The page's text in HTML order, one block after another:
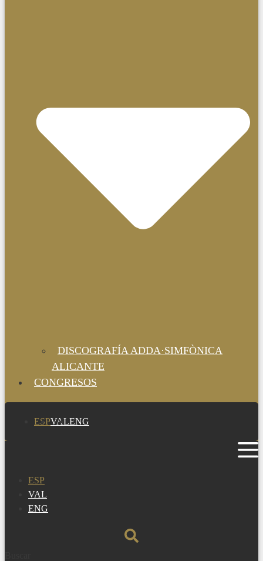
DISCOGRAFÍA ADDA·SIMFÒNICA
ALICANTE
CONGRESOS
ESPVALENG
ESP
VAL
ENG